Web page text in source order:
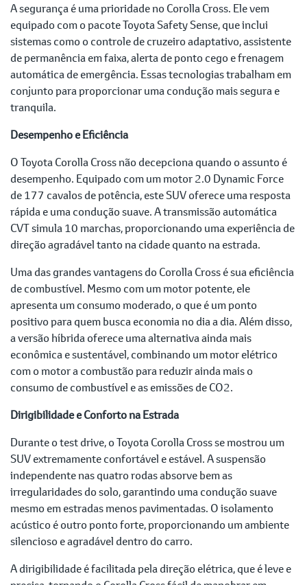
A segurança é uma prioridade no Corolla Cross. Ele vem
equipado com o pacote Toyota Safety Sense, que inclui
sistemas como o controle de cruzeiro adaptativo, assistente
de permanência em faixa, alerta de ponto cego e frenagem
automática de emergência. Essas tecnologias trabalham em
conjunto para proporcionar uma condução mais segura e
tranquila.
Desempenho e Eficiência
O Toyota Corolla Cross não decepciona quando o assunto é
desempenho. Equipado com um motor 2.0 Dynamic Force
de 177 cavalos de potência, este SUV oferece uma resposta
rápida e uma condução suave. A transmissão automática
CVT simula 10 marchas, proporcionando uma experiência de
direção agradável tanto na cidade quanto na estrada.
Uma das grandes vantagens do Corolla Cross é sua eficiência
de combustível. Mesmo com um motor potente, ele
apresenta um consumo moderado, o que é um ponto
positivo para quem busca economia no dia a dia. Além disso,
a versão híbrida oferece uma alternativa ainda mais
econômica e sustentável, combinando um motor elétrico
com o motor a combustão para reduzir ainda mais o
consumo de combustível e as emissões de CO2.
Dirigibilidade e Conforto na Estrada
Durante o test drive, o Toyota Corolla Cross se mostrou um
SUV extremamente confortável e estável. A suspensão
independente nas quatro rodas absorve bem as
irregularidades do solo, garantindo uma condução suave
mesmo em estradas menos pavimentadas. O isolamento
acústico é outro ponto forte, proporcionando um ambiente
silencioso e agradável dentro do carro.
A dirigibilidade é facilitada pela direção elétrica, que é leve e